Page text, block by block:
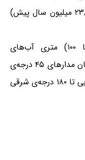
دوره‌ی الیگوسن (۳۳/۹ تا ۲۳/۰۳ میلیون سال پیش)
ژرفای ۰ تا ۱۹۲۸ (بیشتر ۰ تا ۱۰۰) متری آب‌های
نیمه‌گرمسیری همه‌ی اقیانوس‌های جهان، میان مدارهای ۴۵ درجه‌ی
شمالی تا ۴۸ درجه‌ی جنوبی و ۱۸۰ درجه‌ی غربی تا ۱۸۰ درجه‌ی شرقی